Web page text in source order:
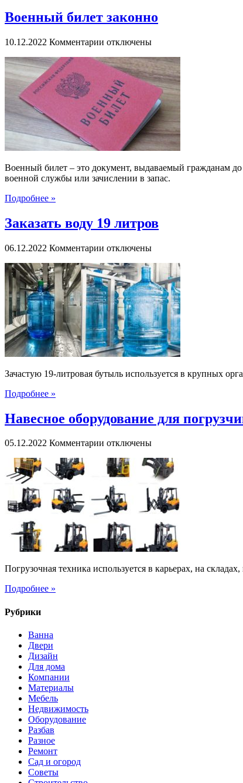
Военный билет законно
10.12.2022 Комментарии к
Военный
билет
законно
отключены
Военный билет – это документ, выдаваемый гражданам
военной службы или зачислении в запас.
Подробнее »
Заказать воду 19 литров
06.12.2022 Комментарии к
Заказать
воду
19
литров
отключены
Зачастую 19-литровая бутыль используется в крупных
Подробнее »
Навесное оборудование для
05.12.2022 Комментарии к
Навесное
оборудование
для
погрузчиков:
использование
в
строительстве
отключены
Погрузочная техника используется в карьерах, на
Подробнее »
Рубрики
Ванна
Двери
Дизайн
Для дома
Компании
Материалы
Мебель
Недвижимость
Оборудование
Разбав
Разное
Ремонт
Сад и огород
Советы